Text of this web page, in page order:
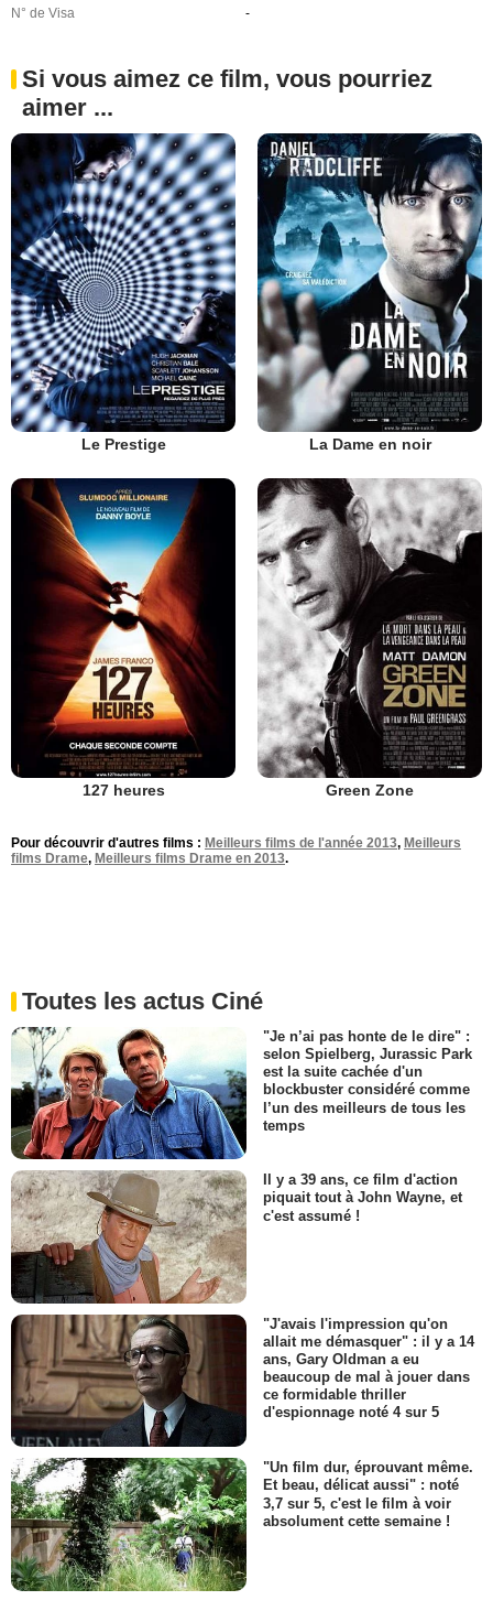
N° de Visa
-
Si vous aimez ce film, vous pourriez
aimer ...
Le Prestige La Dame en noir
127 heures Green Zone
Pour découvrir d'autres films : Meilleurs films de l'année 2013, Meilleurs
films Drame, Meilleurs films Drame en 2013.
Toutes les actus Ciné
"Je n’ai pas honte de le dire" :
selon Spielberg, Jurassic Park
est la suite cachée d'un
blockbuster considéré comme
l’un des meilleurs de tous les
temps
Il y a 39 ans, ce film d'action
piquait tout à John Wayne, et
c'est assumé !
"J'avais l'impression qu'on
allait me démasquer" : il y a 14
ans, Gary Oldman a eu
beaucoup de mal à jouer dans
ce formidable thriller
d'espionnage noté 4 sur 5
"Un film dur, éprouvant même.
Et beau, délicat aussi" : noté
3,7 sur 5, c'est le film à voir
absolument cette semaine !